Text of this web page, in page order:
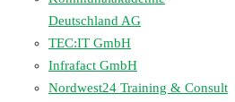
Deutschland AG
TEC:IT GmbH
Infrafact GmbH
Nordwest24 Training & Consult